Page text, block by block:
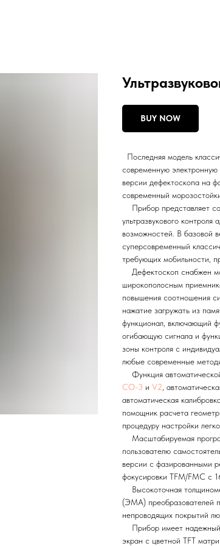
BUY NOW
Последняя модель
современную
версии дефектоскопа на
современный
Прибор представляет
ультразвукового
возможностей. В базовой
суперсовременный
требующих мобильности,
Дефектоскоп снабжен
широкополосным
повышения соотношения
нажатие загружать из
функционал, включающий
огибающую сигнала и
зоны контроля с
любые современные
Функция
СО-3 и V2 ,
автоматическая
помощник расчета
процедуру настройки
Масштабируемая
пользователю
версии с фазированными
фокусировки TFM/FMC с
Высокоточная
(ЭМА) преобразователей
непроводящих покрытий
Прибор имеет надежный
экран с цветной TFT